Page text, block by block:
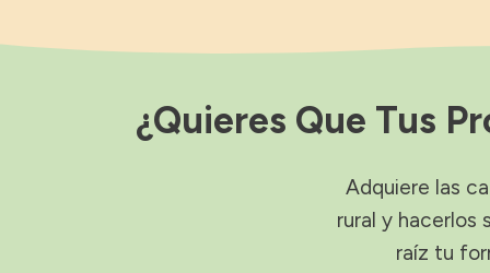
¿Quieres Que Tus
Adquiere las
rural y hacerlos
raíz tu